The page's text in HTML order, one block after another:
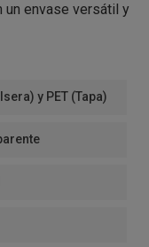
un envase versátil y
y PET (Tapa)